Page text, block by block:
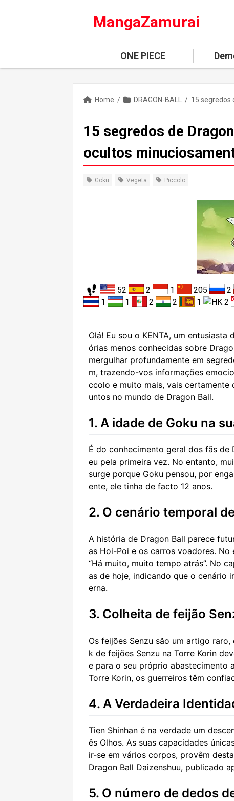
MangaZamurai
ONE PIECE
Home / DRAGON-BALL /
15 segredos de
ocultos
Goku Vegeta Piccolo
52 2 1 205 2
1
1 2 2 1 2
Olá! Eu sou o KENTA, um
órias menos conhecidas sobre
mergulhar profundamente em
m, trazendo-vos informações
ccolo e muito mais, vais certamente
untos no mundo de Dragon Ball.
1. A idade de Goku na
É do conhecimento geral dos fãs de
eu pela primeira vez. No entanto,
surge porque Goku pensou, por
ente, ele tinha de facto 12 anos.
2. O cenário temporal
A história de Dragon Ball parece
as Hoi-Poi e os carros voadores.
“Há muito, muito tempo atrás”. No
as de hoje, indicando que o cenário
erna.
3. Colheita de feijão
Os feijões Senzu são um artigo
k de feijões Senzu na Torre Korin
e para o seu próprio abastecimento
Torre Korin, os guerreiros têm
4. A Verdadeira
Tien Shinhan é na verdade um
ês Olhos. As suas capacidades
ir-se em vários corpos, provêm
Dragon Ball Daizenshuu, publicado
5. O número de dedos